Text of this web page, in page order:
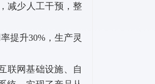
减少人工干预，整
提升30%，生产灵
网基础设施、自